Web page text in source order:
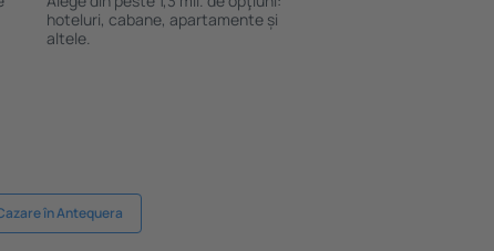
hoteluri, cabane, apartamente și
altele.
în Antequera